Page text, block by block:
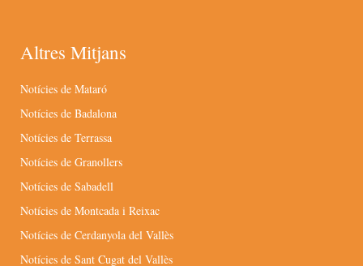
Altres Mitjans
Notícies de Mataró
Notícies de Badalona
Notícies de Terrassa
Notícies de Granollers
Notícies de Sabadell
Notícies de Montcada i Reixac
Notícies de Cerdanyola del Vallès
Notícies de Sant Cugat del Vallès